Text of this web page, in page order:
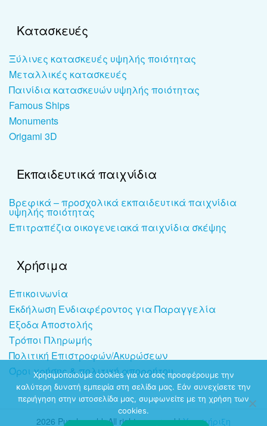
Κατασκευές
Ξύλινες κατασκευές υψηλής ποιότητας
Μεταλλικές κατασκευές
Παινίδια κατασκευών υψηλής ποιότητας
Famous Ships
Monuments
Origami 3D
Εκπαιδευτικά παιχνίδια
Βρεφικά – προσχολικά εκπαιδευτικά παιχνίδια
υψηλής ποιότητας
Επιτραπέζια οικογενειακά παιχνίδια σκέψης
Χρήσιμα
Επικοινωνία
Εκδήλωση Ενδιαφέροντος για Παραγγελία
Έξοδα Αποστολής
Τρόποι Πληρωμής
Πολιτική Επιστροφών/Ακυρώσεων
Όροι χρήσης & πολιτική απορρήτου
2026 Puzzleworld. All rights reserved |Υποστήριξη
Χρησιμοποιούμε cookies για να σας προσφέρουμε την
καλύτερη δυνατή εμπειρία στη σελίδα μας. Εάν συνεχίσετε την
περιήγηση στην ιστοσελίδα μας, συμφωνείτε με τη χρήση των
cookies.